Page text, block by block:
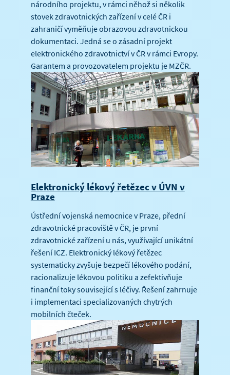
národního projektu, v rámci něhož si několik
stovek zdravotnických zařízení v celé ČR i
zahraničí vyměňuje obrazovou zdravotnickou
dokumentaci. Jedná se o zásadní projekt
elektronického zdravotnictví v ČR v rámci Evropy.
Garantem a provozovatelem projektu je MZČR.
Elektronický lékový řetězec v ÚVN v
Praze
Ústřední vojenská nemocnice v Praze, přední
zdravotnické pracoviště v ČR, je první
zdravotnické zařízení u nás, využívající unikátní
řešení ICZ. Elektronický lékový řetězec
systematicky zvyšuje bezpečí lékového podání,
racionalizuje lékovou politiku a zefektivňuje
finanční toky související s léčivy. Řešení zahrnuje
i implementaci specializovaných chytrých
mobilních čteček.